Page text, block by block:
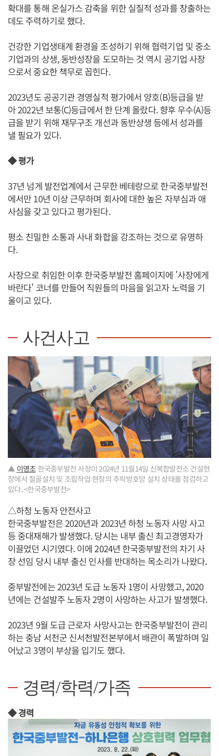
확대를 통해 온실가스 감축을 위한 실질적 성과를 창출하는
데도 주력하기로 했다.
건강한 기업생태계 환경을 조성하기 위해 협력기업 및 중소
기업과의 상생, 동반성장을 도모하는 것 역시 공기업 사장
으로서 중요한 책무로 꼽힌다.
2023년도 공공기관 경영실적 평가에서 양호(B)등급을 받
아 2022년 보통(C)등급에서 한 단계 올랐다. 향후 우수(A)등
급을 받기 위해 재무구조 개선과 동반상생 등에서 성과를
낼 필요가 있다.
◆ 평가
37년 넘게 발전업계에서 근무한 베테랑으로 한국중부발전
에서만 10년 이상 근무하며 회사에 대한 높은 자부심과 애
사심을 갖고 있다고 평가된다.
평소 친밀한 소통과 사내 화합을 강조하는 것으로 유명하
다.
사장으로 취임한 이후 한국중부발전 홈페이지에 '사장에게
바란다' 코너를 만들어 직원들의 마음을 읽고자 노력을 기
울이고 있다.
사건사고
▲ 이영조 한국중부발전 사장이 2024년 11월14일 신복합발전소 건설현
장에서 철골설치 및 조립작업 현장의 추락방호망 설치 상태를 점검하고
있다. <한국중부발전>
△하청 노동자 안전사고
한국중부발전은 2020년과 2023년 하청 노동자 사망 사고
등 중대재해가 발생했다. 당시는 내부 출신 최고경영자가
이끌었던 시기였다. 이에 2024년 한국중부발전의 차기 사
장 선임 당시 내부 출신 인사를 반대하는 목소리가 나왔다.
중부발전에는 2023년 도급 노동자 1명이 사망했고, 2020
년에는 건설발주 노동자 2명이 사망하는 사고가 발생했다.
2023년 9월 도급 근로자 사망사고는 한국중부발전이 관리
하는 충남 서천군 신서천발전본부에서 배관이 폭발하며 일
어났고 3명이 부상을 입기도 했다.
경력/학력/가족
◆ 경력